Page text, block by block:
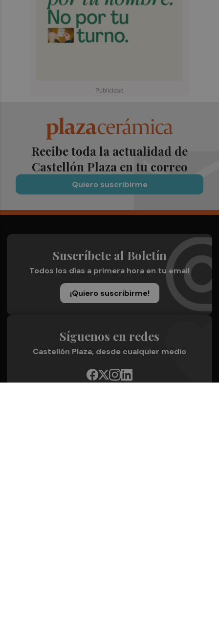
Recibe toda la actualidad de
Castellón Plaza en tu correo
Quiero suscribirme
Suscríbete al Boletín
Todos los días a primera hora en tu email
¡Quiero suscribirme!
Síguenos en redes
Castellón Plaza, desde cualquier medio